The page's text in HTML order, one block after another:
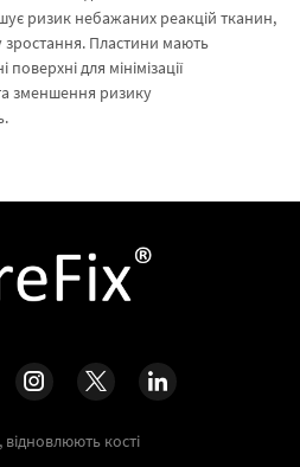
ризик небажаних реакцій тканин,
зростання. Пластини мають
поверхні для мінімізації
зменшення ризику
кості